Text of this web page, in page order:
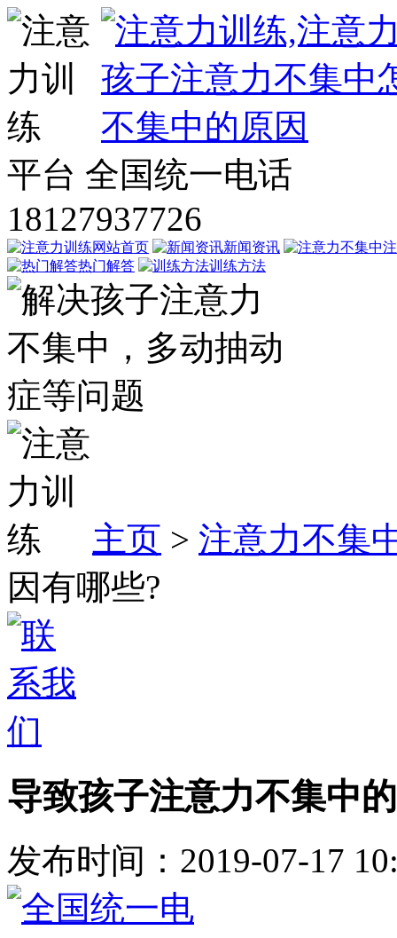
平台 全国统一电话
18127937726
网站首页 新闻资讯
热门解答
训练方法
主页 > 注意力不集
因有哪些?
导致孩子注意力不集中
发布时间：2019-07-17